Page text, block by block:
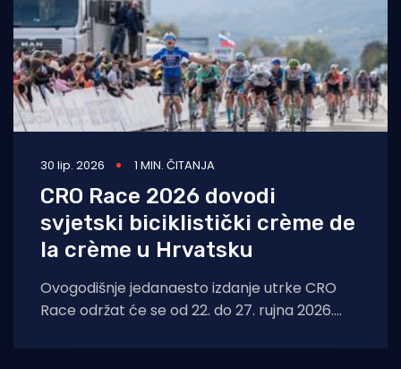
Pomorstvo
Ribolov
Ekologija
Tradicija i kultura
30 lip. 2026 1 MIN. ČITANJA
CRO Race 2026 dovodi
svjetski biciklistički crème de
la crème u Hrvatsku
Ovogodišnje jedanaesto izdanje utrke CRO
Race održat će se od 22. do 27. rujna 2026.